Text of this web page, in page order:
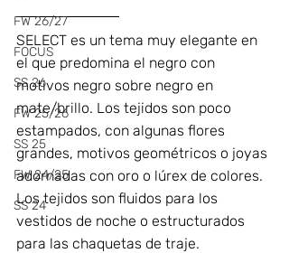
FW 26/27
FOCUS
SS 26
FW 25/26
SS 25
FW 24/25
SS 24
SELECT es un tema muy elegante en
el que predomina el negro con
motivos negro sobre negro en
mate/brillo. Los tejidos son poco
estampados, con algunas flores
grandes, motivos geométricos o joyas
adornadas con oro o lúrex de colores.
Los tejidos son fluidos para los
vestidos de noche o estructurados
para las chaquetas de traje.